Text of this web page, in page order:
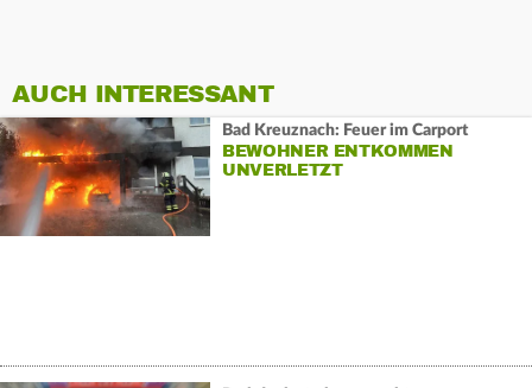
AUCH INTERESSANT
Bad Kreuznach: Feuer im Carport
BEWOHNER ENTKOMMEN
UNVERLETZT